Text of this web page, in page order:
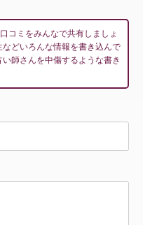
コミをみんなで共有しましょ
どいろんな情報を書き込んで
師さんを中傷するような書き